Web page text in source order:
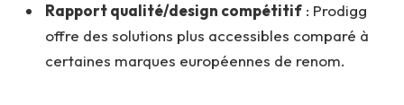
Rapport qualité/design compétitif : Prodigg
offre des solutions plus accessibles comparé à
certaines marques européennes de renom.